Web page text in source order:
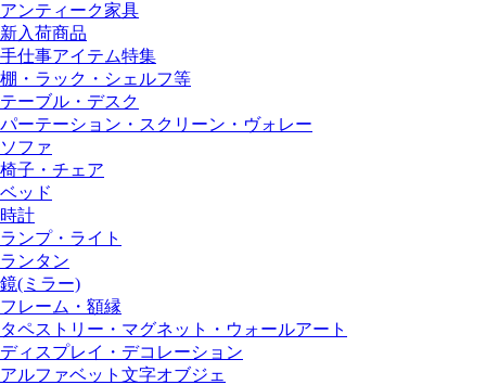
アンティーク家具
新入荷商品
手仕事アイテム特集
棚・ラック・シェルフ等
テーブル・デスク
パーテーション・スクリーン・ヴォレー
ソファ
椅子・チェア
ベッド
時計
ランプ・ライト
ランタン
鏡(ミラー)
フレーム・額縁
タペストリー・マグネット・ウォールアート
ディスプレイ・デコレーション
アルファベット文字オブジェ